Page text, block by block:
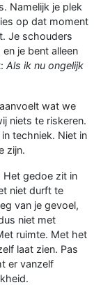
Namelijk je plek
op dat moment
Je schouders
je bent alleen
Als ik nu ongelijk
wat we
niets te riskeren.
techniek. Niet in
zijn.
Het gedoe zit in
niet durft te
van je gevoel,
niet met
ruimte. Met het
laat zien. Pas
er vanzelf